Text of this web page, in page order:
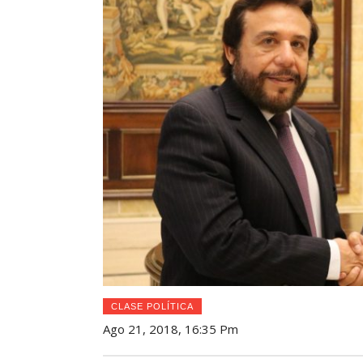
CLASE POLÍTICA
Ago 21, 2018, 16:35 Pm